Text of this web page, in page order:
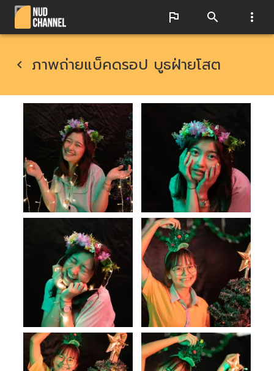
ภาพถ่ายแบ็คดรอป บูธฝ่ายโสต